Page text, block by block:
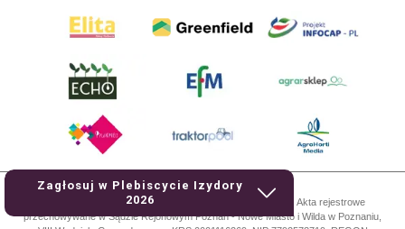
Zagłosuj w Plebiscycie Izydory
2026
AgroHorti Media Sp. z o.o. ul. Metalowa 5, 60-118 Poznań. Akta rejestrowe
przechowywane w Sądzie Rejonowym Poznań - Nowe Miasto i Wilda w Poznaniu,